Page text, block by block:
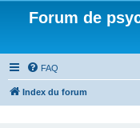
Forum de
FAQ
Index du forum